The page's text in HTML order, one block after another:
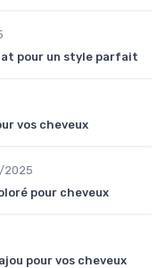
pour un style parfait
vos cheveux
2025
pour cheveux
pour vos cheveux